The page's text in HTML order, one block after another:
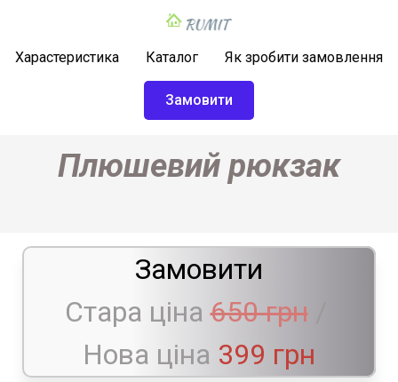
Харастеристика Каталог Як зробити замовлення
Замовити
Плюшевий рюкзак
Замовити
Стара ціна 650 грн/
Нова ціна 399 грн